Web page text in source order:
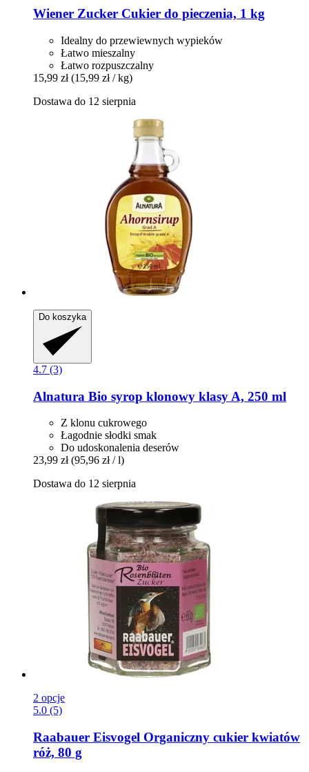
Wiener Zucker Cukier do pieczenia, 1 kg
Idealny do przewiewnych wypieków
Łatwo mieszalny
Łatwo rozpuszczalny
15,99 zł (15,99 zł / kg)
Dostawa do 12 sierpnia
Do koszyka
4.7 (3)
Alnatura Bio syrop klonowy klasy A, 250 ml
Z klonu cukrowego
Łagodnie słodki smak
Do udoskonalenia deserów
23,99 zł (95,96 zł / l)
Dostawa do 12 sierpnia
2 opcje
5.0 (5)
Raabauer Eisvogel Organiczny cukier kwiatów
róż, 80 g